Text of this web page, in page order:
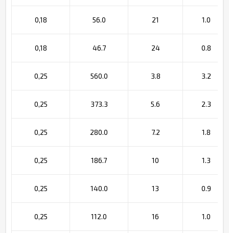
0,18 56.0 21 1.0
0,18 46.7 24 0.8
0,25 560.0 3.8 3.2
0,25 373.3 5.6 2.3
0,25 280.0 7.2 1.8
0,25 186.7 10 1.3
0,25 140.0 13 0.9
0,25 112.0 16 1.0